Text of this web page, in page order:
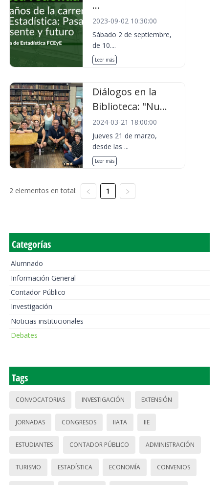
...
2023-09-02 10:30:00
Sábado 2 de septiembre,
de 10....
Leer más
Diálogos en la
Biblioteca: "Nu...
2024-03-21 18:00:00
Jueves 21 de marzo,
desde las ...
Leer más
2 elementos en total: 1
Categorías
Alumnado
Información General
Contador Público
Investigación
Noticias institucionales
Debates
Tags
CONVOCATORIAS INVESTIGACIÓN EXTENSIÓN
JORNADAS CONGRESOS IIATA IIE
ESTUDIANTES CONTADOR PÚBLICO ADMINISTRACIÓN
TURISMO ESTADÍSTICA ECONOMÍA CONVENIOS